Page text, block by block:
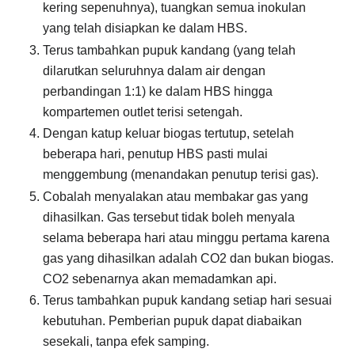
kering sepenuhnya), tuangkan semua inokulan
yang telah disiapkan ke dalam HBS.
Terus tambahkan pupuk kandang (yang telah
dilarutkan seluruhnya dalam air dengan
perbandingan 1:1) ke dalam HBS hingga
kompartemen outlet terisi setengah.
Dengan katup keluar biogas tertutup, setelah
beberapa hari, penutup HBS pasti mulai
menggembung (menandakan penutup terisi gas).
Cobalah menyalakan atau membakar gas yang
dihasilkan. Gas tersebut tidak boleh menyala
selama beberapa hari atau minggu pertama karena
gas yang dihasilkan adalah CO2 dan bukan biogas.
CO2 sebenarnya akan memadamkan api.
Terus tambahkan pupuk kandang setiap hari sesuai
kebutuhan. Pemberian pupuk dapat diabaikan
sesekali, tanpa efek samping.